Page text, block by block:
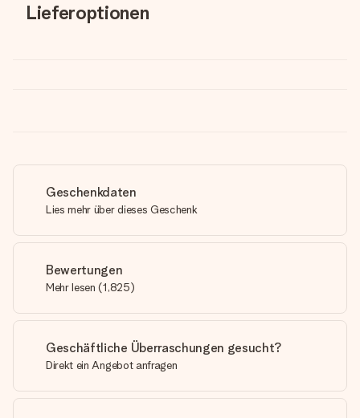
Lieferoptionen
Geschenkdaten
Lies mehr über dieses Geschenk
Bewertungen
Mehr lesen (1,825)
Geschäftliche Überraschungen gesucht?
Direkt ein Angebot anfragen